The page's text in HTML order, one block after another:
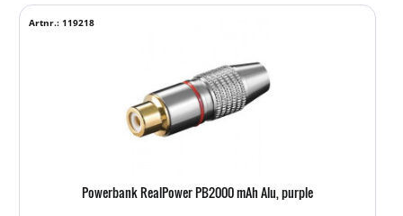
Powerbank RealPower PB2000 mAh Alu, purple
Artnr.: 119218